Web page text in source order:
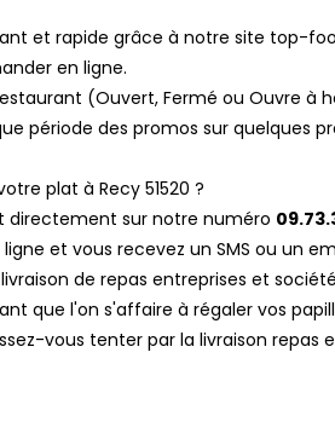
et rapide grâce à notre site top-
en ligne.
(Ouvert, Fermé ou Ouvre à
période des promos sur quelques
plat à Recy 51520 ?
directement sur notre numéro
et vous recevez un SMS ou un
de repas entreprises et
que l'on s'affaire à régaler vos
vous tenter par la livraison repas